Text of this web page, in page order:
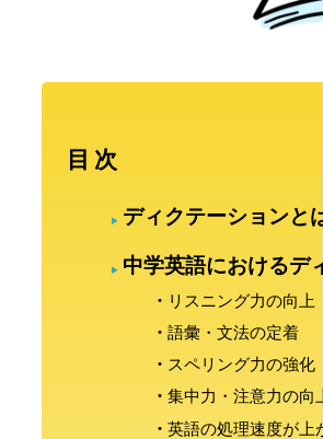
目次
ディクテーションと
中学英語におけるデ
リスニング力の向上
語彙・文法の定着
スペリング力の強化
集中力・注意力の向
英語の処理速度が上